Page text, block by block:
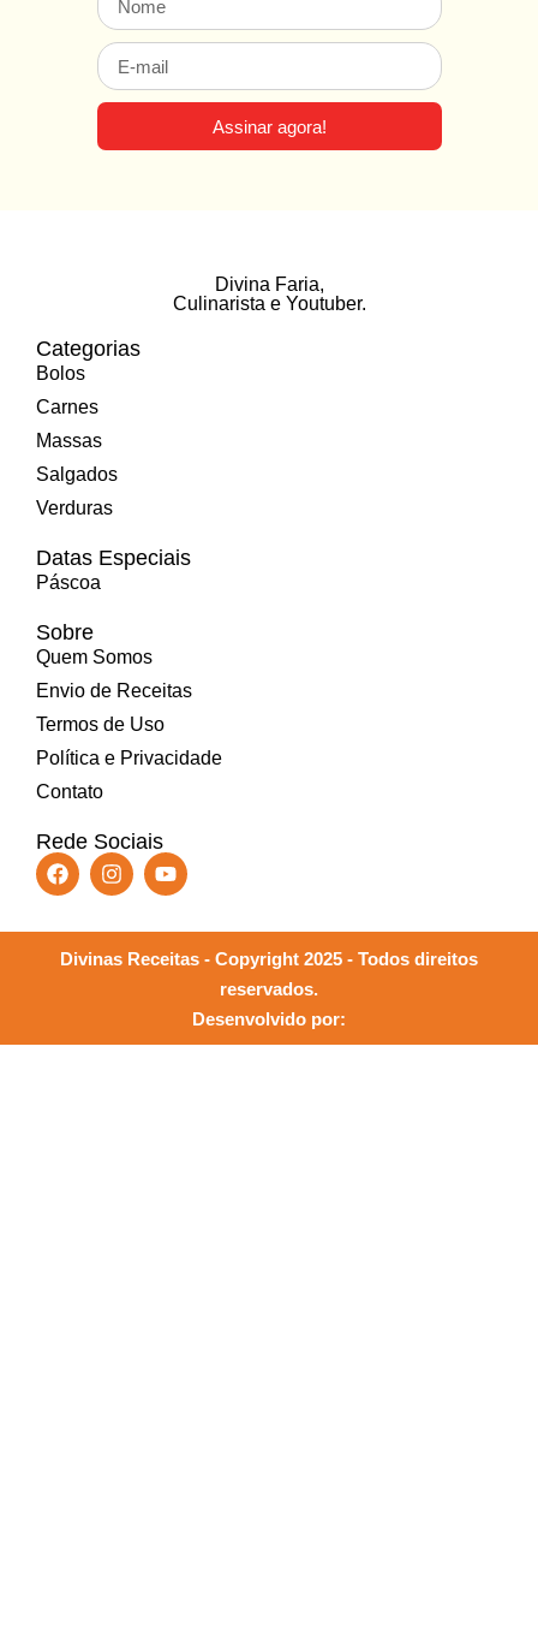
Assinar agora!
Divina Faria,
Culinarista e Youtuber.
Categorias
Bolos
Carnes
Massas
Salgados
Verduras
Datas Especiais
Páscoa
Sobre
Quem Somos
Envio de Receitas
Termos de Uso
Política e Privacidade
Contato
Rede Sociais
Divinas Receitas - Copyright 2025 - Todos direitos
reservados.
Desenvolvido por: